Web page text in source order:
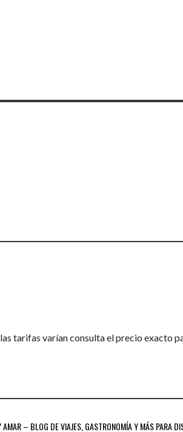
tarifas varían consulta el precio exacto
– BLOG DE VIAJES, GASTRONOMÍA Y MÁS PARA